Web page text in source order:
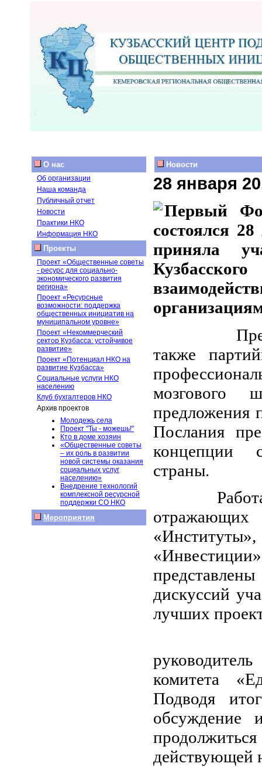
О нас
Об организации
Наша команда
Публичный отчет
Новости
Практики НКО
Информация НКО
Проекты
Проект «Общественные советы
- ресурс для социально-
экономического развития
региона»
Проект «Ресурсные
возможности: поддержка
общественных инициатив на
муниципальном уровне»
Проект «Некоммерческий
сектор Кузбасса: устойчивое
развитие»
Проект «Потенциал НКО на
развитие Кузбасса»
Социальные услуги НКО
населению
Клуб бухгалтеров НКО
Архив проектов
Молодежь села
Проект "Ты - можешь!"
Кто в доме хозяин
«Общественные советы
– их роль в развитии
новой системы оказания
социальных услуг
населению»
Внедрение технологий
комплексной ресурсной
поддержки СО НКО
Мероприятия
Новости
28 января
Первый
состоялся
приняла
также
мозгового
предложения
Послания
концепции
страны.
Работа
дискуссий
лучших
комитета
Подводя
обсуждение
действующей